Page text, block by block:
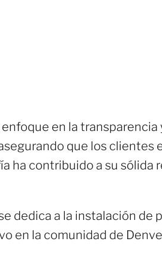
en la transparencia
que los
ha contribuido a su sólida
dedica a la instalación de
en la comunidad de